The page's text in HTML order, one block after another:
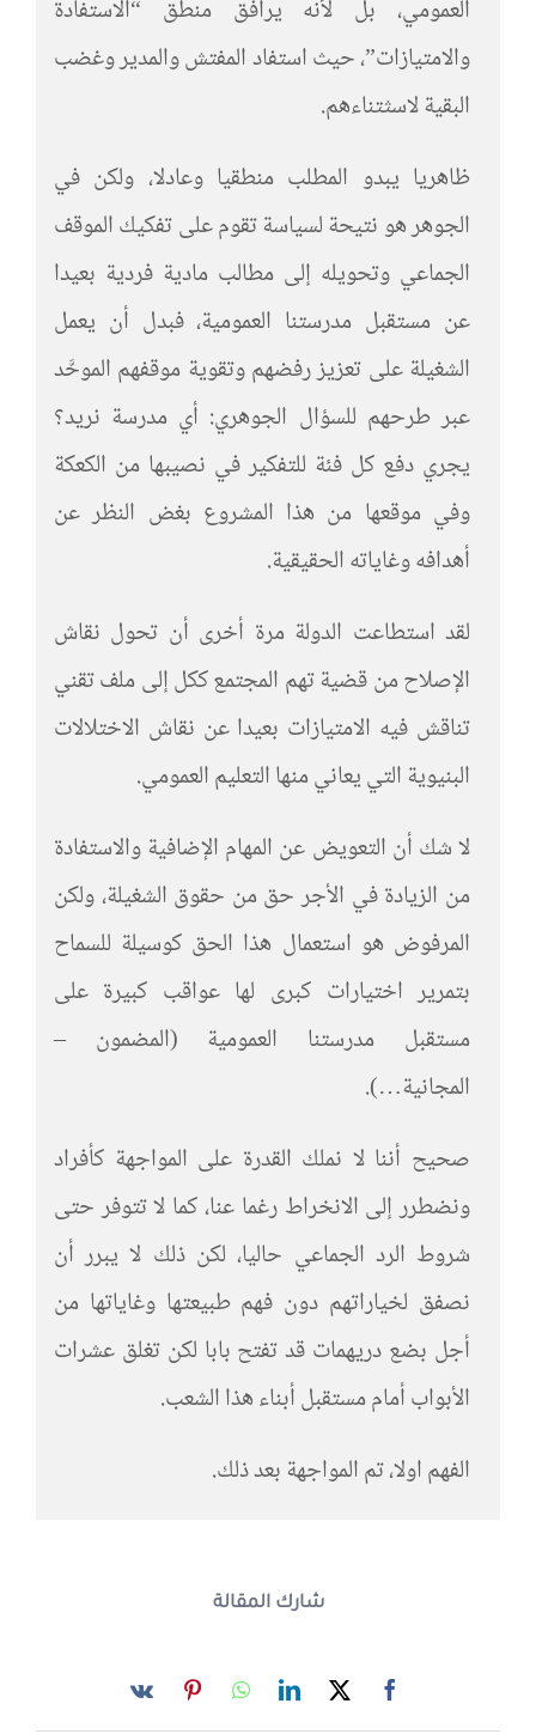
العمومي، بل لأنه يرافق منطق “الاستفادة
والامتيازات”، حيث استفاد المفتش والمدير وغضب
البقية لاسثتناءهم.
ظاهريا يبدو المطلب منطقيا وعادلا، ولكن في
الجوهر هو نتيحة لسياسة تقوم على تفكيك الموقف
الجماعي وتحويله إلى مطالب مادية فردية بعيدا
عن مستقبل مدرستنا العمومية، فبدل أن يعمل
الشغيلة على تعزيز رفضهم وتقوية موقفهم الموحَّد
عبر طرحهم للسؤال الجوهري: أي مدرسة نريد؟
يجري دفع كل فئة للتفكير في نصيبها من الكعكة
وفي موقعها من هذا المشروع بغض النظر عن
أهدافه وغاياته الحقيقية.
لقد استطاعت الدولة مرة أخرى أن تحول نقاش
الإصلاح من قضية تهم المجتمع ككل إلى ملف تقني
تناقش فيه الامتيازات بعيدا عن نقاش الاختلالات
البنيوية التي يعاني منها التعليم العمومي.
لا شك أن التعويض عن المهام الإضافية والاستفادة
من الزيادة في الأجر حق من حقوق الشغيلة، ولكن
المرفوض هو استعمال هذا الحق كوسيلة للسماح
بتمرير اختيارات كبرى لها عواقب كبيرة على
مستقبل مدرستنا العمومية (المضمون –
المجانية…).
صحيح أننا لا نملك القدرة على المواجهة كأفراد
ونضطرر إلى الانخراط رغما عنا، كما لا تتوفر حتى
شروط الرد الجماعي حاليا، لكن ذلك لا يبرر أن
نصفق لخياراتهم دون فهم طبيعتها وغاياتها من
أجل بضع دريهمات قد تفتح بابا لكن تغلق عشرات
الأبواب أمام مستقبل أبناء هذا الشعب.
الفهم اولا، تم المواجهة بعد ذلك.
شارك المقالة